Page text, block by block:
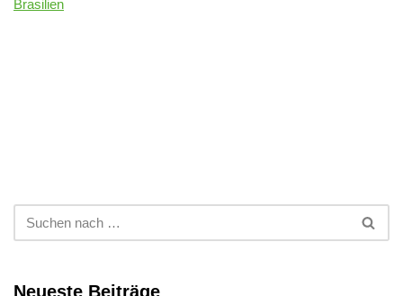
Brasilien
Neueste Beiträge